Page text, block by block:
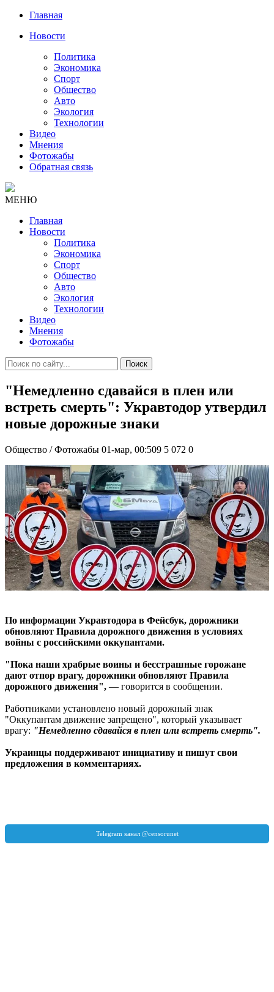
Главная
Новости
Политика
Экономика
Спорт
Общество
Авто
Экология
Технологии
Видео
Мнения
Фотожабы
Обратная связь
МЕНЮ
Главная
Новости
Политика
Экономика
Спорт
Общество
Авто
Экология
Технологии
Видео
Мнения
Фотожабы
Поиск
"Немедленно сдавайся в плен или
встреть смерть": Укравтодор утвердил
новые дорожные знаки
Общество / Фотожабы 01-мар, 00:509 5 072 0
По информации Укравтодора в Фейсбук, дорожники
обновляют Правила дорожного движения в условиях
войны с российскими оккупантами.
"Пока наши храбрые воины и бесстрашные горожане
дают отпор врагу, дорожники обновляют Правила
дорожного движения", — говорится в сообщении.
Работниками установлено новый дорожный знак
"Оккупантам движение запрещено", который указывает
врагу: "Немедленно сдавайся в плен или встреть смерть".
Украинцы поддерживают инициативу и пишут свои
предложения в комментариях.